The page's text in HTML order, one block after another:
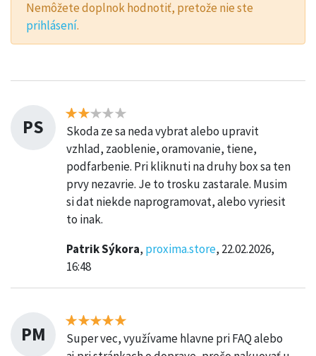
Nemôžete doplnok hodnotiť, pretože nie ste
prihlásení.
PS
Skoda ze sa neda vybrat alebo upravit
vzhlad, zaoblenie, oramovanie, tiene,
podfarbenie. Pri kliknuti na druhy box sa ten
prvy nezavrie. Je to trosku zastarale. Musim
si dat niekde naprogramovat, alebo vyriesit
to inak.
Patrik Sýkora, proxima.store, 22.02.2026,
16:48
PM
Super vec, využívame hlavne pri FAQ alebo